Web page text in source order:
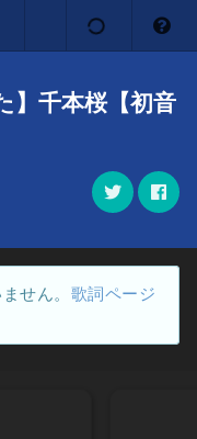
】千本桜【初音
せん。 歌詞ページ